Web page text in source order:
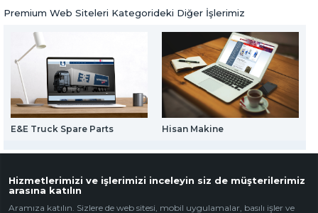
Premium Web Siteleri Kategorideki Diğer İşlerimiz
E&E Truck Spare Parts Hisan Makine
Hizmetlerimizi ve işlerimizi inceleyin siz de müşterilerimiz
arasına katılın
Aramıza katılın. Sizlere de web sitesi, mobil uygulamalar, basılı işler ve